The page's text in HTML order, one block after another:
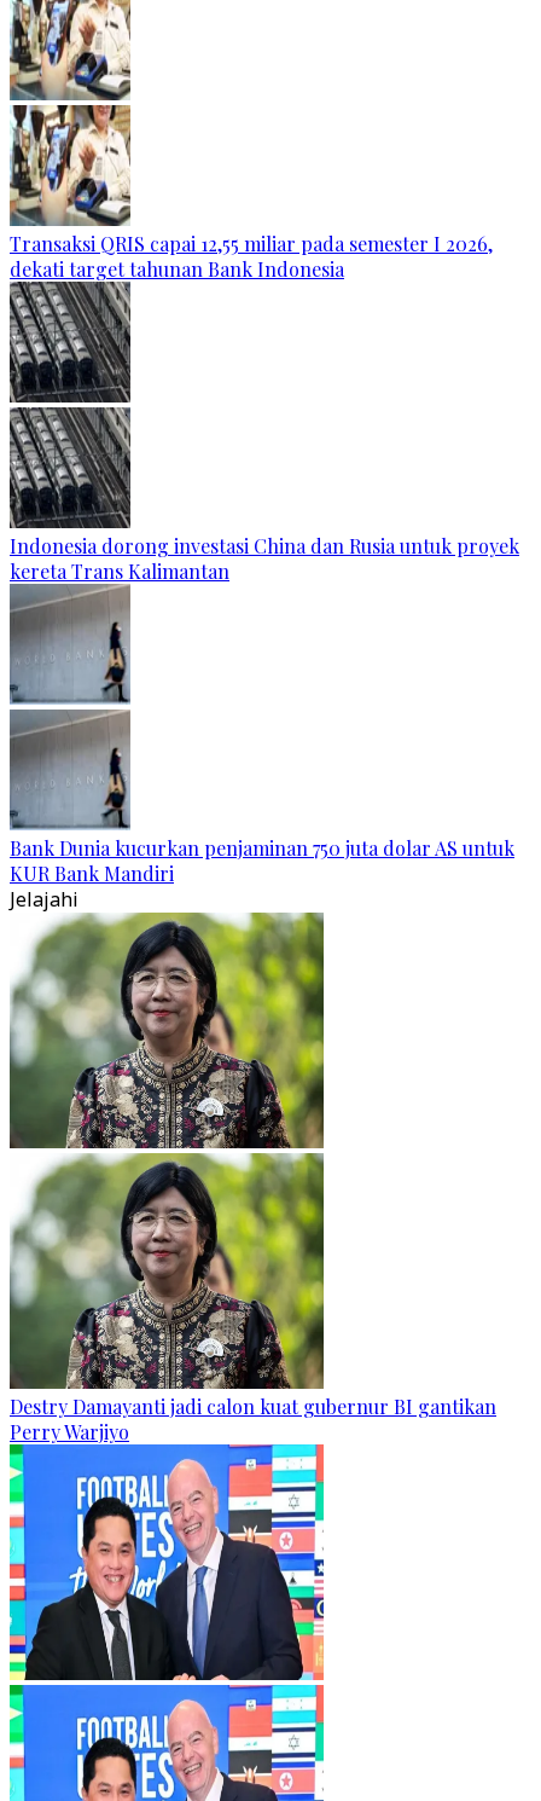
Transaksi QRIS capai 12,55 miliar pada semester I 2026,
dekati target tahunan Bank Indonesia
Indonesia dorong investasi China dan Rusia untuk proyek
kereta Trans Kalimantan
Bank Dunia kucurkan penjaminan 750 juta dolar AS untuk
KUR Bank Mandiri
Jelajahi
Destry Damayanti jadi calon kuat gubernur BI gantikan
Perry Warjiyo